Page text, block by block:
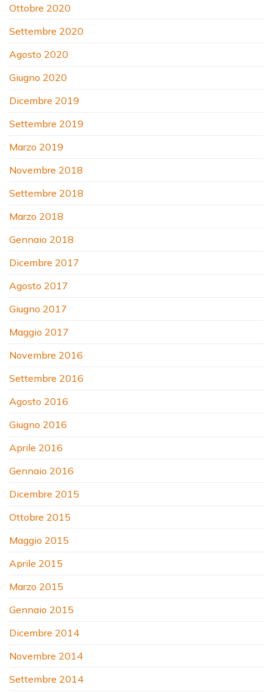
Ottobre 2020
Settembre 2020
Agosto 2020
Giugno 2020
Dicembre 2019
Settembre 2019
Marzo 2019
Novembre 2018
Settembre 2018
Marzo 2018
Gennaio 2018
Dicembre 2017
Agosto 2017
Giugno 2017
Maggio 2017
Novembre 2016
Settembre 2016
Agosto 2016
Giugno 2016
Aprile 2016
Gennaio 2016
Dicembre 2015
Ottobre 2015
Maggio 2015
Aprile 2015
Marzo 2015
Gennaio 2015
Dicembre 2014
Novembre 2014
Settembre 2014